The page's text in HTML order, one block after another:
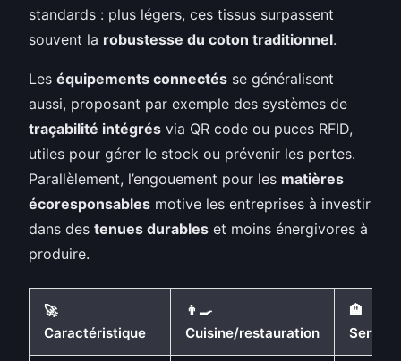
standards : plus légers, ces tissus surpassent
souvent la robustesse du coton traditionnel.
Les équipements connectés se généralisent
aussi, proposant par exemple des systèmes de
traçabilité intégrés via QR code ou puces RFID,
utiles pour gérer le stock ou prévenir les pertes.
Parallèlement, l’engouement pour les matières
écoresponsables motive les entreprises à investir
dans des tenues durables et moins énergivores à
produire.
🚀
Caractéristique
👨‍🍳
Cuisine/restauration
🏨